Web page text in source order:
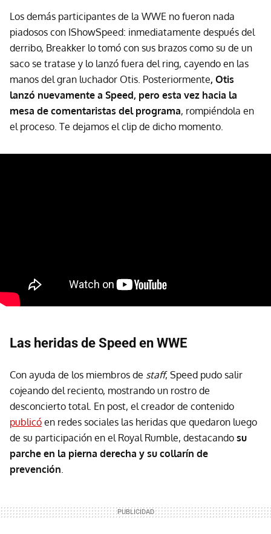
Los demás participantes de la WWE no fueron nada
piadosos con IShowSpeed: inmediatamente después del
derribo, Breakker lo tomó con sus brazos como su de un
saco se tratase y lo lanzó fuera del ring, cayendo en las
manos del gran luchador Otis. Posteriormente, Otis
lanzó nuevamente a Speed, pero esta vez hacia la
mesa de comentaristas del programa, rompiéndola en
el proceso. Te dejamos el clip de dicho momento.
Las heridas de Speed en WWE
Con ayuda de los miembros de staff, Speed pudo salir
cojeando del reciento, mostrando un rostro de
desconcierto total. En post, el creador de contenido
publicó en redes sociales las heridas que quedaron luego
de su participación en el Royal Rumble, destacando su
parche en la pierna derecha y su collarín de
prevención.